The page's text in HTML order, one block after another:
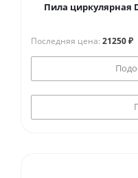
Пила циркулярная
Последняя цена: 21250 ₽